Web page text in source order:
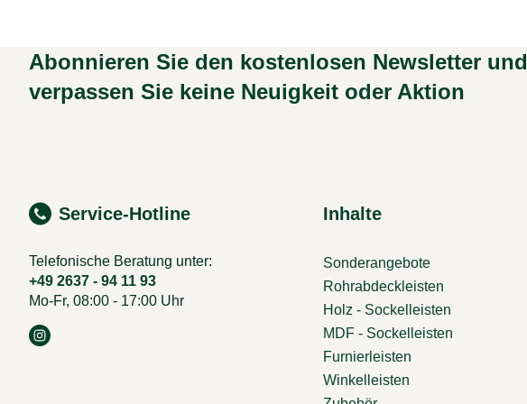
Abonnieren Sie den kostenlosen Newsletter und
verpassen Sie keine Neuigkeit oder Aktion
Service-Hotline
Telefonische Beratung unter:
+49 2637 - 94 11 93
Mo-Fr, 08:00 - 17:00 Uhr
Inhalte
Sonderangebote
Rohrabdeckleisten
Holz - Sockelleisten
MDF - Sockelleisten
Furnierleisten
Winkelleisten